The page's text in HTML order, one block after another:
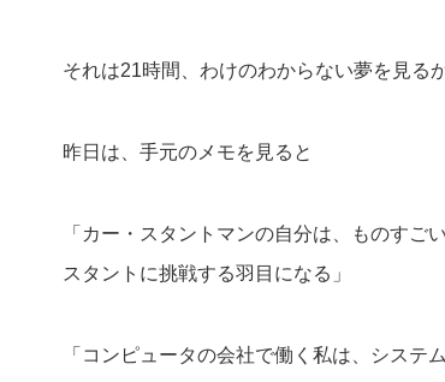
それは21時間、わけのわからない夢を見る
昨日は、手元のメモを見ると
「カー・スタントマンの自分は、ものすご
スタントに挑戦する羽目になる」
「コンピュータの会社で働く私は、シス